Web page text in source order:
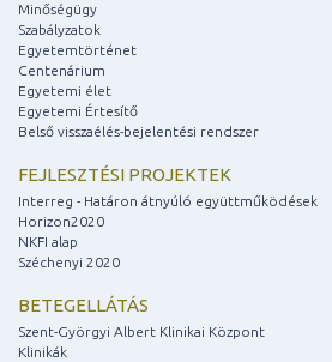
Minőségügy
Szabályzatok
Egyetemtörténet
Centenárium
Egyetemi élet
Egyetemi Értesítő
Belső visszaélés-bejelentési rendszer
FEJLESZTÉSI PROJEKTEK
Interreg - Határon átnyúló együttműködések
Horizon2020
NKFI alap
Széchenyi 2020
BETEGELLÁTÁS
Szent-Györgyi Albert Klinikai Központ
Klinikák